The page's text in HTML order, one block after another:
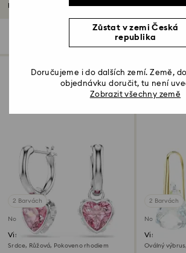
povznesou...
Filtr
Filtr
2 Barvách
Novinka
Visací náušnice Chroma
Srdce, Růžová, Pokoveno rhodiem
2 Barvách
Novinka
Visací
Oválný
Zůstat v zemi Česká
republika
Doručujeme i do dalších zemí. Země,
objednávku doručit, tu není
Zobrazit všechny země